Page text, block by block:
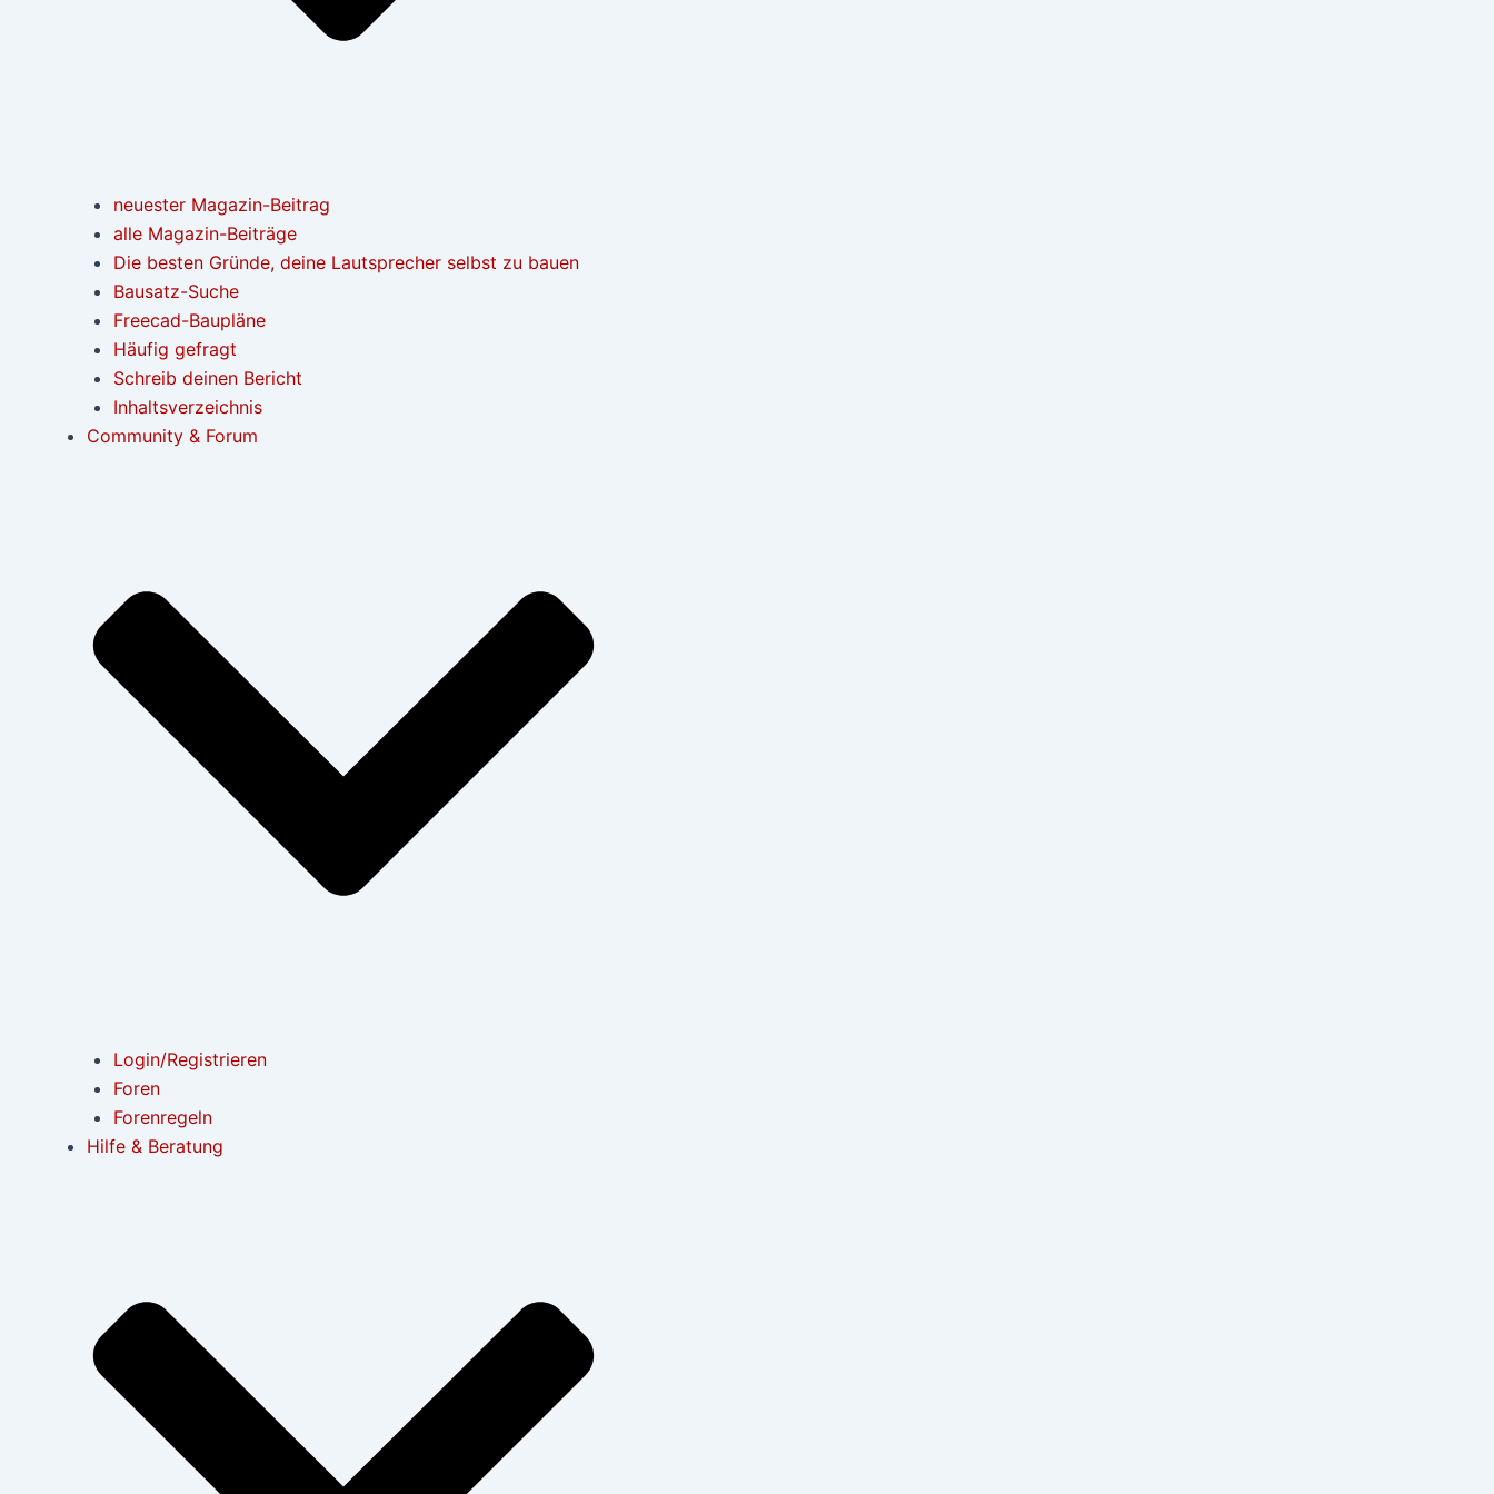
neuester Magazin-Beitrag
alle Magazin-Beiträge
Die besten Gründe, deine Lautsprecher selbst zu bauen
Bausatz-Suche
Freecad-Baupläne
Häufig gefragt
Schreib deinen Bericht
Inhaltsverzeichnis
Community & Forum
Login/Registrieren
Foren
Forenregeln
Hilfe & Beratung